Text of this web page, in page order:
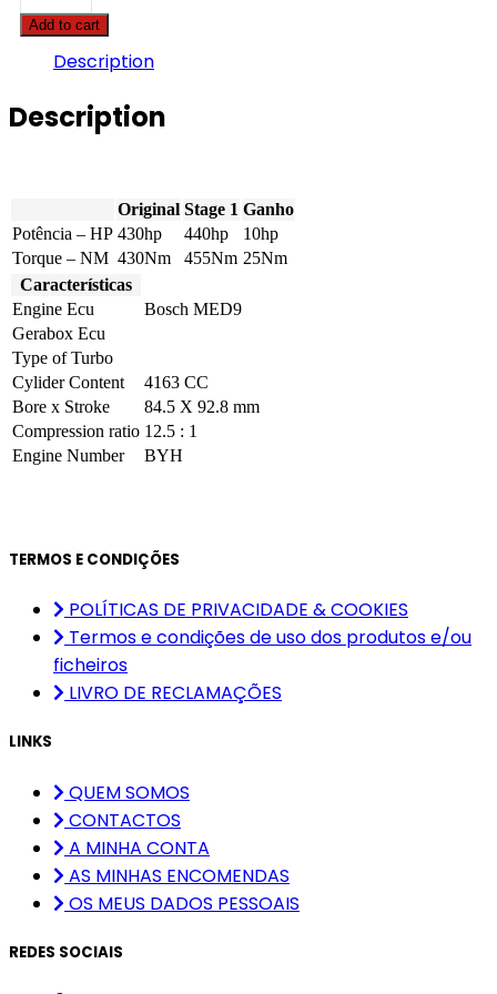
R8
-
quantity
Add to cart
Description
Description
Original Stage 1 Ganho
Potência – HP 430hp 440hp
10hp
Torque – NM 430Nm 455Nm 25Nm
Características
Engine Ecu
Bosch MED9
Gerabox Ecu
Type of Turbo
Cylider Content
4163 CC
Bore x Stroke
84.5 X 92.8 mm
Compression ratio 12.5 : 1
Engine Number
BYH
TERMOS E CONDIÇÕES
POLÍTICAS DE PRIVACIDADE & COOKIES
Termos e condições de uso dos produtos e/ou
ficheiros
LIVRO DE RECLAMAÇÕES
LINKS
QUEM SOMOS
CONTACTOS
A MINHA CONTA
AS MINHAS ENCOMENDAS
OS MEUS DADOS PESSOAIS
REDES SOCIAIS